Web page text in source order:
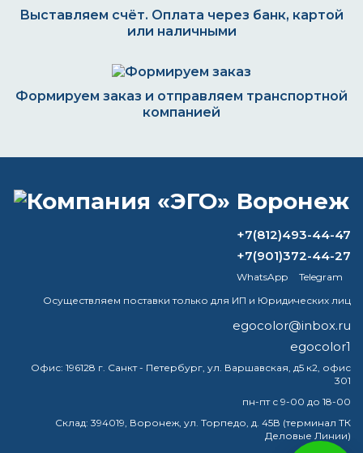
Выставляем счёт. Оплата через банк, картой
или наличными
Формируем заказ и отправляем транспортной
компанией
ВОПРОС-ОТВЕТ
преобразователь ржавчины?
Каковы требования к указателям
водоэмульсионки?
Какая грунтовка лучше всего?
+7(812)493-44-47
+7(901)372-44-27
WhatsApp
Telegram
Осуществляем поставки только для ИП и Юридических лиц
egocolor@inbox.ru
egocolor1
Офис: 196128 г. Санкт - Петербург, ул. Варшавская, д5 к2, офис
301
пн-пт с 9-00 до 18-00
Склад: 394019, Воронеж, ул. Торпедо, д. 45В (терминал ТК
Деловые Линии)